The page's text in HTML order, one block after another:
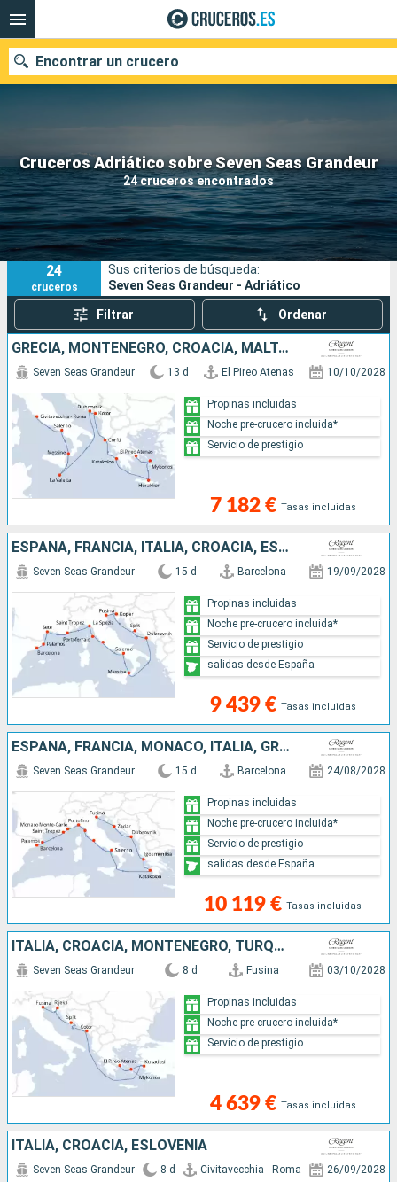
Cruceros Adriático sobre Seven Seas Grandeur
24 cruceros encontrados
Encontrar un crucero
Nuestros destinos
Fecha de salida
Puertos Compañías
Buscar
24
cruceros
Sus criterios de búsqueda:
Seven Seas Grandeur - Adriático
Filtrar Ordenar
GRECIA, MONTENEGRO, CROACIA, MALTA, ITALIA
Seven Seas Grandeur 13 d El Pireo Atenas 10/10/2028
7 182 € Tasas incluidas
Propinas incluidas
Noche pre-crucero incluida*
Servicio de prestigio
ESPAÑA, FRANCIA, ITALIA, CROACIA, ESLOVENIA
Seven Seas Grandeur 15 d Barcelona 19/09/2028
9 439 € Tasas incluidas
Propinas incluidas
Noche pre-crucero incluida*
Servicio de prestigio
salidas desde España
ESPAÑA, FRANCIA, MONACO, ITALIA, GRECIA, CROACIA
Seven Seas Grandeur 15 d Barcelona 24/08/2028
10 119 € Tasas incluidas
Propinas incluidas
Noche pre-crucero incluida*
Servicio de prestigio
salidas desde España
ITALIA, CROACIA, MONTENEGRO, TURQUÍA, GRECIA
Seven Seas Grandeur 8 d Fusina 03/10/2028
4 639 € Tasas incluidas
Propinas incluidas
Noche pre-crucero incluida*
Servicio de prestigio
ITALIA, CROACIA, ESLOVENIA
Seven Seas Grandeur 8 d Civitavecchia - Roma 26/09/2028